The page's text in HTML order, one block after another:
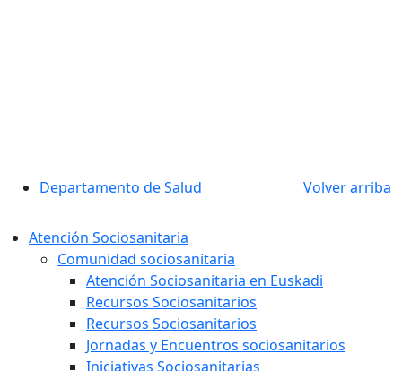
Departamento de Salud Volver arriba
Atención Sociosanitaria
Comunidad sociosanitaria
Atención Sociosanitaria en Euskadi
Recursos Sociosanitarios
Recursos Sociosanitarios
Jornadas y Encuentros sociosanitarios
Iniciativas Sociosanitarias